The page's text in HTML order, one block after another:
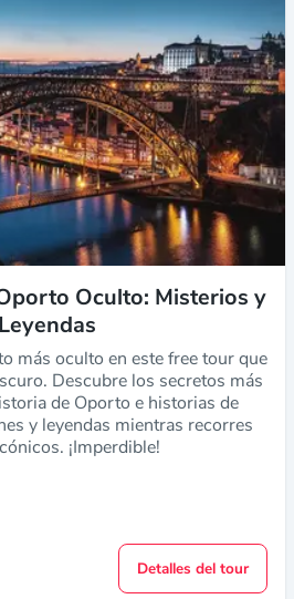
Oculto: Misterios y
Leyendas
más oculto en este free tour que
Descubre los secretos más
de Oporto e historias de
y leyendas mientras recorres
¡Imperdible!
Detalles del tour